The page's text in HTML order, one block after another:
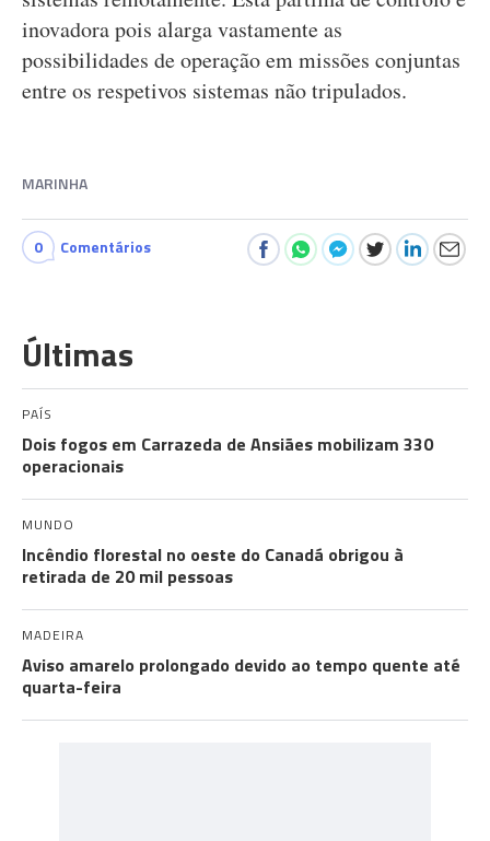
inovadora pois alarga vastamente as
possibilidades de operação em missões conjuntas
entre os respetivos sistemas não tripulados.
MARINHA
0 Comentários
Últimas
PAÍS
Dois fogos em Carrazeda de Ansiães mobilizam 330
operacionais
MUNDO
Incêndio florestal no oeste do Canadá obrigou à
retirada de 20 mil pessoas
MADEIRA
Aviso amarelo prolongado devido ao tempo quente até
quarta-feira